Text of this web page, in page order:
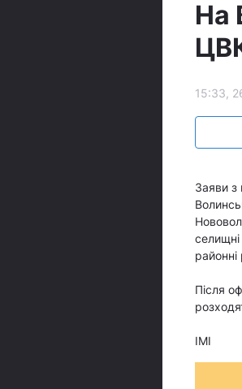
На
15:33,
Заяви з
Після
ІМІ